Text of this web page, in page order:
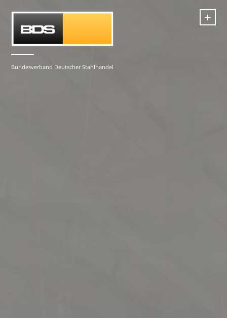
+
Bundesverband Deutscher Stahlhandel